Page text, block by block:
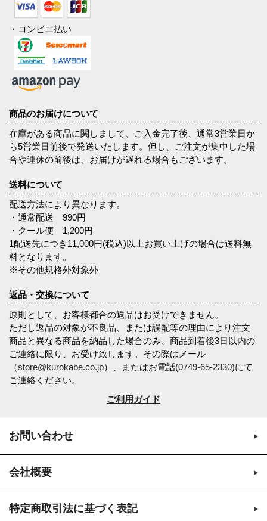
・コンビニ払い
商品のお届けについて
在庫がある商品に関しまして、ご入金完了後、通常3営業日か
ら5営業日前後で発送いたします。但し、ご注文が集中した場
合や連休の前後は、お届けが遅れる場合もございます。
送料について
配送方法により異なります。
・通常配送 990円
・クール便 1,200円
1配送先につき11,000円(税込)以上お買い上げの場合は送料無
料となります。
※その他規格外対象外
返品・交換について
原則として、お客様都合の返品はお受けできません。
ただし返品の対象が不良品、または誤配等の理由により注文
商品と異なる商品を納品した場合のみ、商品到着後3日以内の
ご連絡に限り、お受け致します。その際はメール
（store@kurokabe.co.jp）、またはお電話(0749-65-2330)にて
ご連絡ください。
ご利用ガイド
お問い合わせ
会社概要
特定商取引法に基づく表記